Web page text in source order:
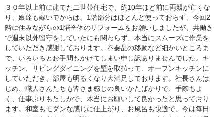
３０年以上前に建てた二世帯住宅で、約10年ほど前に両親が亡くな
り、娘達も嫁いでからは、1階部分はほとんど使っておらず、今回2
階に住みながらの1階全体のリフォームをお願いしましたが、共働き
で週末以外留守をしていたにも関わらず、本当にスムーズに作業を
していただき感謝しております。不要品の移動など細かいところま
で、いろいろとお手間もかけてしまい申し訳ありませんでした。キ
ッチン、リビングダイニングを壁を取払って、オープンキッチンに
していただき、部屋も明るくなり大満足しております。社長さんは
じめ、職人さんたちも皆さま感じの良いかたばかりで、手際もよ
く、仕事ぶりもたしかで、本当にお願いして良かったと思っており
ます。和室もモダンな感じに仕上がり、お風呂も快適で、今は毎日